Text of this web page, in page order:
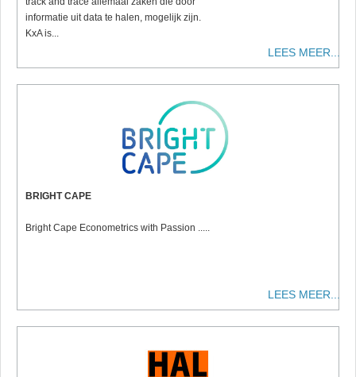
informatie uit data te halen, mogelijk zijn.
KxA is...
LEES MEER...
BRIGHT CAPE
Bright Cape Econometrics with Passion .....
LEES MEER...